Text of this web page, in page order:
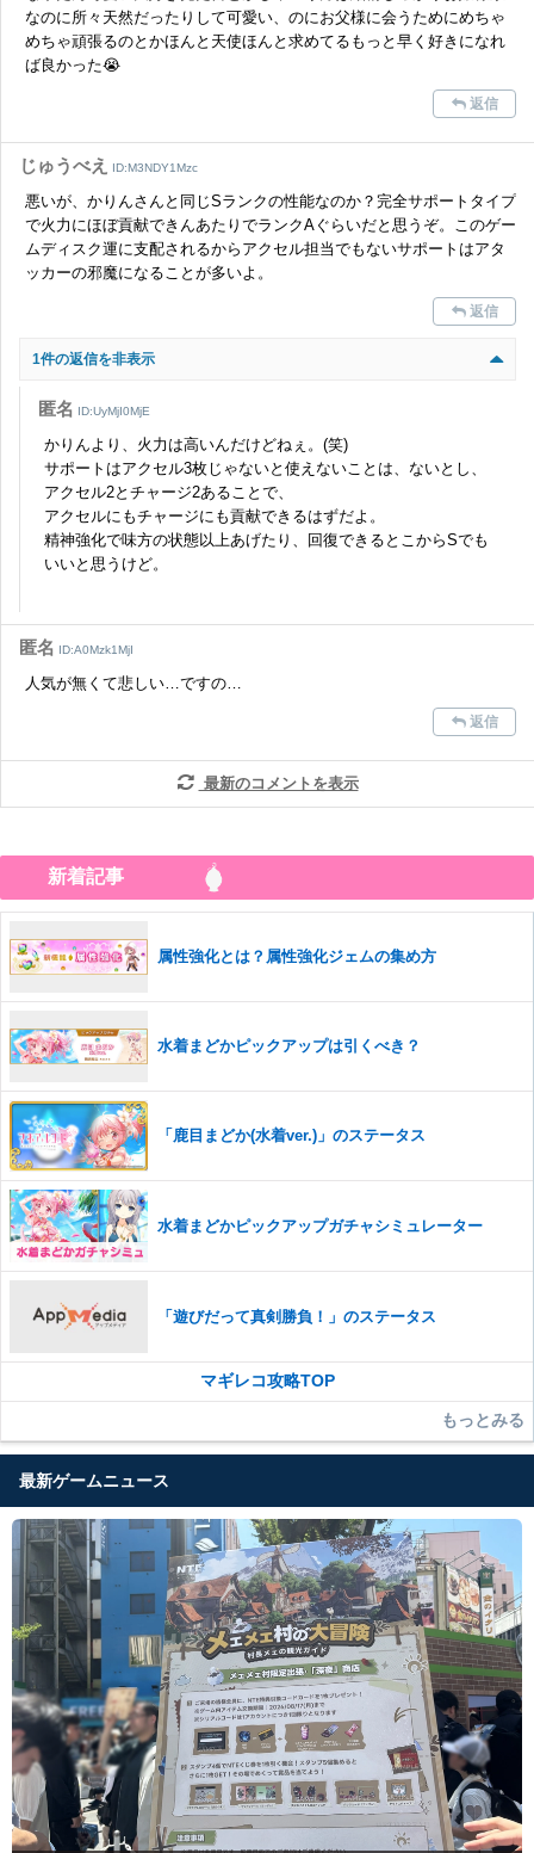
また、過度な利用規約の違反や、弊社に損害の及ぶ内容の書き込みがあ
った場合は、法的措置をとらせていただく場合もございますので、あら
なのに所々天然だったりして可愛い、のにお父様に会うためにめちゃ
めちゃ頑張るのとかほんと天使ほんと求めてるもっと早く好きになれ
ば良かった😭
返信
じゅうべえ ID:M3NDY1Mzc
悪いが、かりんさんと同じSランクの性能なのか？完全サポートタイプ
で火力にほぼ貢献できんあたりでランクAぐらいだと思うぞ。このゲー
ムディスク運に支配されるからアクセル担当でもないサポートはアタ
ッカーの邪魔になることが多いよ。
返信
1件の返信を非表示
匿名 ID:UyMjI0MjE
かりんより、火力は高いんだけどねぇ。(笑)
サポートはアクセル3枚じゃないと使えないことは、ないとし、
アクセル2とチャージ2あることで、
アクセルにもチャージにも貢献できるはずだよ。
精神強化で味方の状態以上あげたり、回復できるとこからSでも
いいと思うけど。
匿名 ID:A0Mzk1MjI
人気が無くて悲しい…ですの…
返信
最新のコメントを表示
新着記事
属性強化とは？属性強化ジェムの集め方
水着まどかピックアップは引くべき？
「鹿目まどか(水着ver.)」のステータス
水着まどかピックアップガチャシミュレーター
「遊びだって真剣勝負！」のステータス
マギレコ攻略TOP
もっとみる
最新ゲームニュース